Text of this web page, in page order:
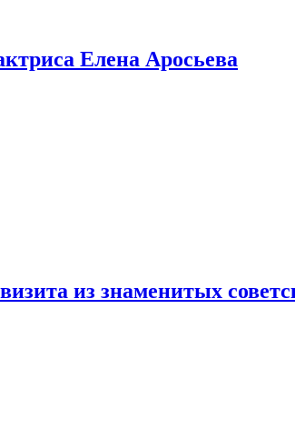
Елена Аросьева
из знаменитых